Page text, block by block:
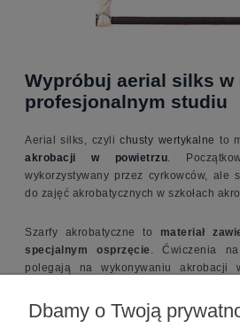
Wypróbuj aerial silks w
profesjonalnym studiu
Aerial silks, czylichusty wertykalne to
akrobacji w powietrzu.
wykorzystywany przez cyrkowców, ale
do zajęć akrobatycznych w szkołach
Szarfy akrobatyczne to
materiał
specjalnym osprzęcie . Ćwiczenia na
polegają na wykonywaniu akrobacji
wygląda bardzo spektakularnie i nawet
zachwycić obserwatorów.
Dbamy o Twoją